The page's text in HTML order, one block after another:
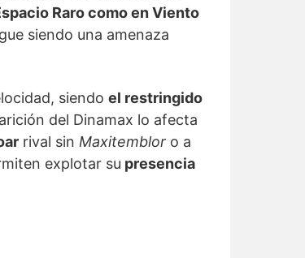
Raro como en Viento
siendo una amenaza
siendo el restringido
del Dinamax lo afecta
rival sin Maxitemblor o a
explotar su presencia